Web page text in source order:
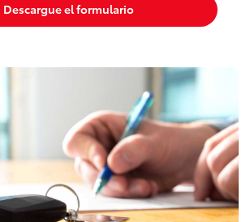
Descargue el formulario